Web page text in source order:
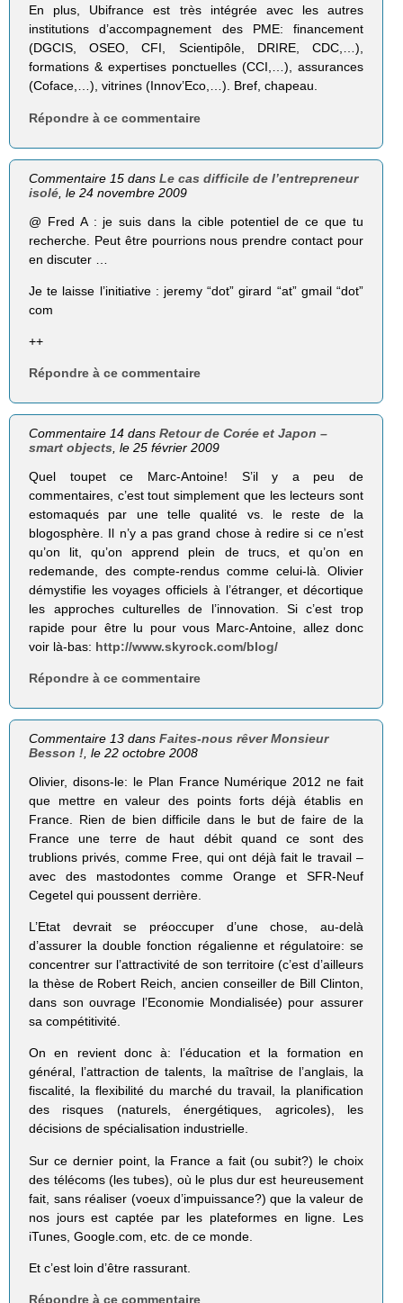
En plus, Ubifrance est très intégrée avec les autres
institutions d’accompagnement des PME: financement
(DGCIS, OSEO, CFI, Scientipôle, DRIRE, CDC,…),
formations & expertises ponctuelles (CCI,…), assurances
(Coface,…), vitrines (Innov’Eco,…). Bref, chapeau.
Répondre à ce commentaire
Commentaire 15 dansLe cas difficile de l’entrepreneur
isolé , le 24 novembre 2009
@ Fred A : je suis dans la cible potentiel de ce que tu
recherche. Peut être pourrions nous prendre contact pour
en discuter …
Je te laisse l’initiative : jeremy “dot” girard “at” gmail “dot”
com
++
Répondre à ce commentaire
Commentaire 14 dansRetour de Corée et Japon –
smart objects , le 25 février 2009
Quel toupet ce Marc-Antoine! S’il y a peu de
commentaires, c’est tout simplement que les lecteurs sont
estomaqués par une telle qualité vs. le reste de la
blogosphère. Il n’y a pas grand chose à redire si ce n’est
qu’on lit, qu’on apprend plein de trucs, et qu’on en
redemande, des compte-rendus comme celui-là. Olivier
démystifie les voyages officiels à l’étranger, et décortique
les approches culturelles de l’innovation. Si c’est trop
rapide pour être lu pour vous Marc-Antoine, allez donc
voir là-bas: http://www.skyrock.com/blog/
Répondre à ce commentaire
Commentaire 13 dansFaites-nous rêver Monsieur
Besson !, le 22 octobre 2008
Olivier, disons-le: le Plan France Numérique 2012 ne fait
que mettre en valeur des points forts déjà établis en
France. Rien de bien difficile dans le but de faire de la
France une terre de haut débit quand ce sont des
trublions privés, comme Free, qui ont déjà fait le travail –
avec des mastodontes comme Orange et SFR-Neuf
Cegetel qui poussent derrière.
L’Etat devrait se préoccuper d’une chose, au-delà
d’assurer la double fonction régalienne et régulatoire: se
concentrer sur l’attractivité de son territoire (c’est d’ailleurs
la thèse de Robert Reich, ancien conseiller de Bill Clinton,
dans son ouvrage l’Economie Mondialisée) pour assurer
sa compétitivité.
On en revient donc à: l’éducation et la formation en
général, l’attraction de talents, la maîtrise de l’anglais, la
fiscalité, la flexibilité du marché du travail, la planification
des risques (naturels, énergétiques, agricoles), les
décisions de spécialisation industrielle.
Sur ce dernier point, la France a fait (ou subit?) le choix
des télécoms (les tubes), où le plus dur est heureusement
fait, sans réaliser (voeux d’impuissance?) que la valeur de
nos jours est captée par les plateformes en ligne. Les
iTunes, Google.com, etc. de ce monde.
Et c’est loin d’être rassurant.
Répondre à ce commentaire